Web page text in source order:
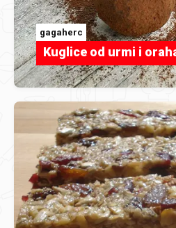
gagaherc
Kuglice od urmi i